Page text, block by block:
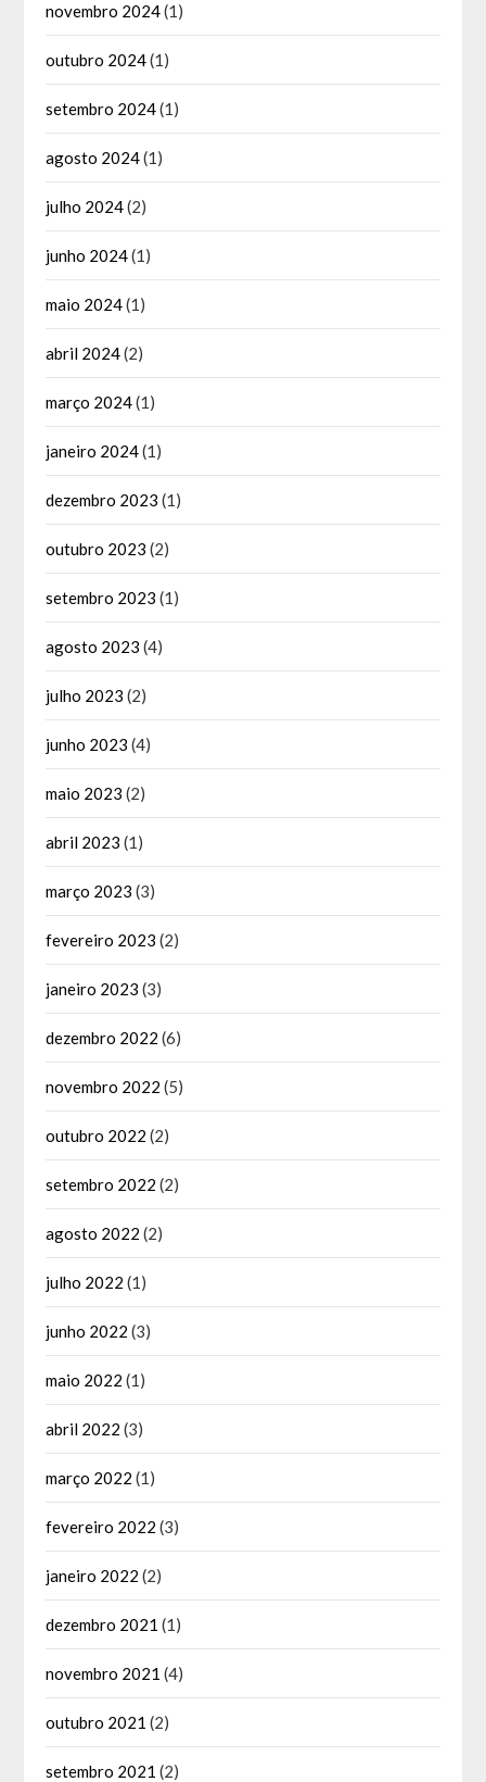
novembro 2024(1)
outubro 2024(1)
setembro 2024(1)
agosto 2024(1)
julho 2024(2)
junho 2024(1)
maio 2024(1)
abril 2024(2)
março 2024(1)
janeiro 2024(1)
dezembro 2023 (1)
outubro 2023 (2)
setembro 2023 (1)
agosto 2023 (4)
julho 2023 (2)
junho 2023 (4)
maio 2023 (2)
abril 2023 (1)
março 2023 (3)
fevereiro 2023 (2)
janeiro 2023 (3)
dezembro 2022 (6)
novembro 2022 (5)
outubro 2022 (2)
setembro 2022 (2)
agosto 2022 (2)
julho 2022 (1)
junho 2022 (3)
maio 2022 (1)
abril 2022 (3)
março 2022 (1)
fevereiro 2022 (3)
janeiro 2022 (2)
dezembro 2021 (1)
novembro 2021 (4)
outubro 2021 (2)
setembro 2021 (2)